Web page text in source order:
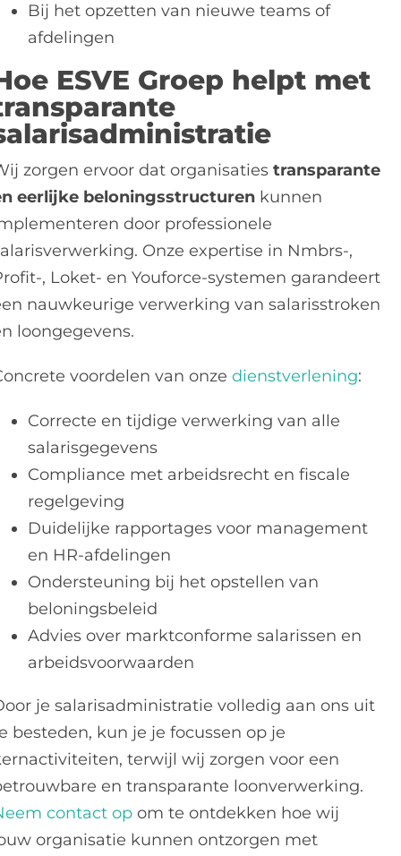
Bij het opzetten van nieuwe teams of
afdelingen
ESVE Groep helpt met
zorgen ervoor dat organisatiestransparante
eerlijke beloningsstructuren kunnen
door professionele
Onze expertise in Nmbrs-,
, Loket- en Youforce-systemen garandeert
nauwkeurige verwerking van salarisstroken
loongegevens.
voordelen van onzedienstverlening:
Correcte en tijdige verwerking van alle
salarisgegevens
Compliance met arbeidsrecht en fiscale
regelgeving
Duidelijke rapportages voor management
en HR-afdelingen
Ondersteuning bij het opstellen van
beloningsbeleid
Advies over marktconforme salarissen en
arbeidsvoorwaarden
je salarisadministratie volledig aan ons uit
besteden, kun je je focussen op je
terwijl wij zorgen voor een
en transparante loonverwerking.
contact op om te ontdekken hoe wij
organisatie kunnen ontzorgen met